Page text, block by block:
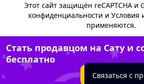
Этот сайт защищён reCAPTCHA и
конфиденциальности и Условия
применяются.
Стать продавцом на Сату и
бесплатно
Создать сайт
Связаться с